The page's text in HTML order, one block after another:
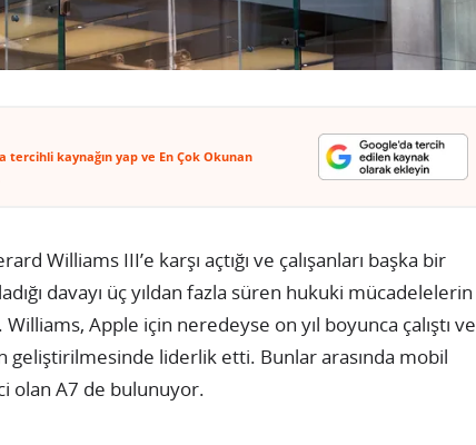
tercihli kaynağın yap ve En Çok Okunan
Williams III’e karşı açtığı ve çalışanları başka bir
davayı üç yıldan fazla süren hukuki mücadelelerin
Apple için neredeyse on yıl boyunca çalıştı ve
liderlik etti. Bunlar arasında mobil
olan A7 de bulunuyor.